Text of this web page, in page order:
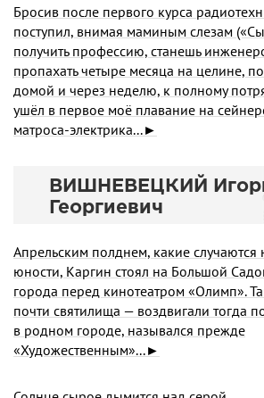
Бросив после первого курса
поступил, внимая маминым слезам
получить профессию, станешь
пропахать четыре месяца на целине,
домой и через неделю, к полному
ушёл в первое моё плавание на
матроса-электрика...►
ВИШНЕВЕЦКИЙ
Георгиевич
Апрельским полднем, какие случаются
юности, Каргин стоял на Большой
города перед кинотеатром «Олимп».
почти святилища — воздвигали тогда по
в родном городе, назывался прежде
«Художественным»...►